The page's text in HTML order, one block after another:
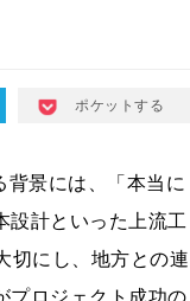
ポケットする
景には、「本当に
設計といった上流⼯
切にし、地⽅との連
プロジェクト成功の